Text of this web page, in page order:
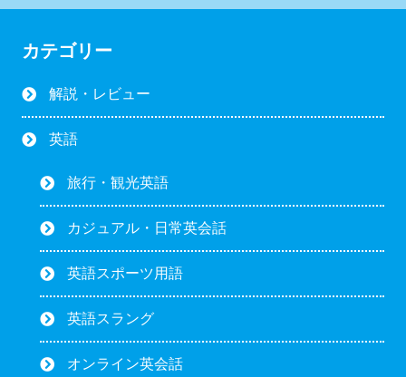
カテゴリー
解説・レビュー
英語
旅行・観光英語
カジュアル・日常英会話
英語スポーツ用語
英語スラング
オンライン英会話